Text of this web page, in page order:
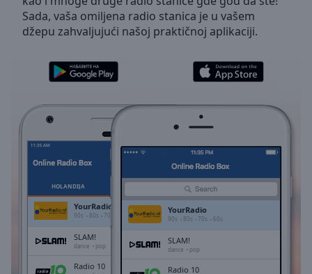
Current
Time0:00
Duration-:-
Stream
Type
LIVE
Seek to
currently
Remaining
Sada, vaša omiljena radio stanica je u vašem
džepu zahvaljujući našoj praktičnoj aplikaciji.
HOLANDIJA
YourRadio
90s 80s 70s
SLAM!
dance pop
Radio 10
YourRadio
90s 80s 70s 60s
SLAM!
dance pop
Radio 10